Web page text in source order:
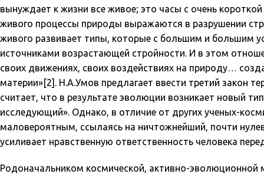
вынуждает к жизни все живое; это часы с очень
живого процессы природы выражаются в разрушении
живого развивает типы, которые с большим и большим
источниками возрастающей стройности. И в этом
своих движениях, своих воздействиях на природу…
материи»[2]. Н.А.Умов предлагает ввести третий закон
считает, что в результате эволюции возникает новый
исследующий». Однако, в отличие от других ученых-
маловероятным, ссылаясь на ничтожнейший, почти
усиливает нравственную ответственность человека
Родоначальником космической, активно-эволюционной